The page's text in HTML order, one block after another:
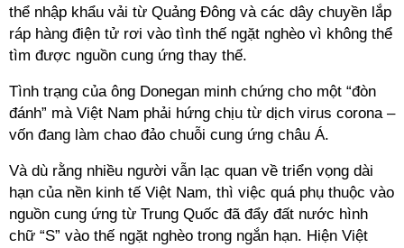
thể nhập khẩu vải từ Quảng Đông và các dây chuyền lắp
ráp hàng điện tử rơi vào tình thế ngặt nghèo vì không thể
tìm được nguồn cung ứng thay thế.
Tình trạng của ông Donegan minh chứng cho một “đòn
đánh” mà Việt Nam phải hứng chịu từ dịch virus corona –
vốn đang làm chao đảo chuỗi cung ứng châu Á.
Và dù rằng nhiều người vẫn lạc quan về triển vọng dài
hạn của nền kinh tế Việt Nam, thì việc quá phụ thuộc vào
nguồn cung ứng từ Trung Quốc đã đẩy đất nước hình
chữ “S” vào thế ngặt nghèo trong ngắn hạn. Hiện Việt